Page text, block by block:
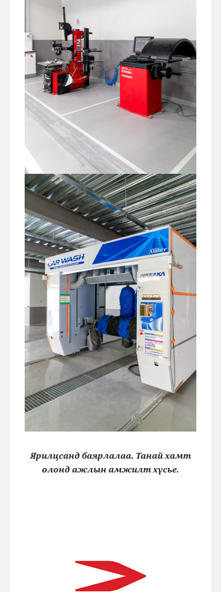
Ярилцсанд баярлалаа. Танай хамт
олонд ажлын амжилт хүсье.